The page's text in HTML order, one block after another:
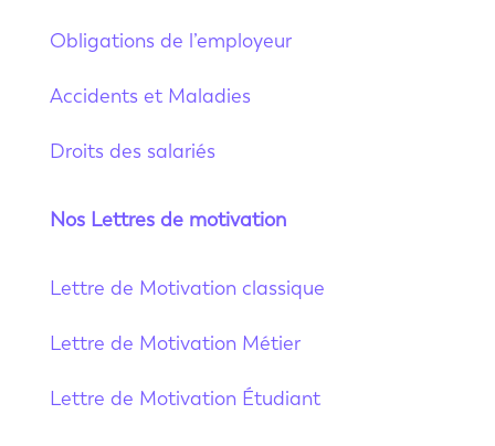
Obligations de l’employeur
Accidents et Maladies
Droits des salariés
Nos Lettres de motivation
Lettre de Motivation classique
Lettre de Motivation Métier
Lettre de Motivation Étudiant